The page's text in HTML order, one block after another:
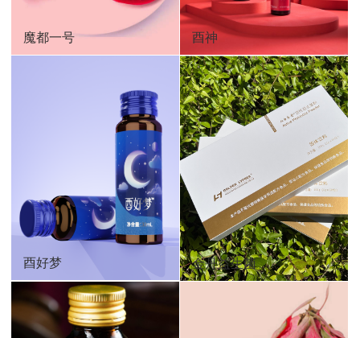
魔都一号 酉神
酉好梦 金丹益生菌